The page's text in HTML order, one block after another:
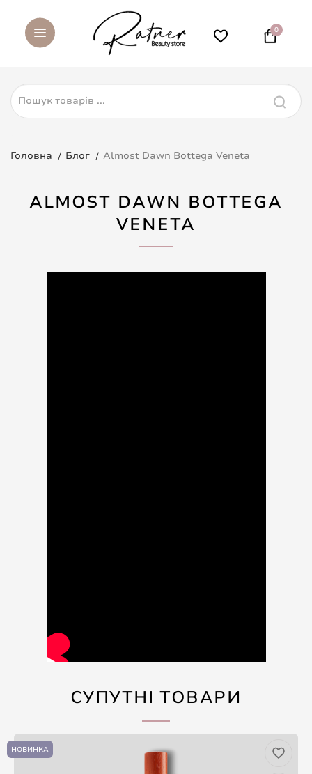
0
Головна Блог Almost Dawn Bottega Veneta
ALMOST DAWN BOTTEGA
VENETA
СУПУТНІ ТОВАРИ
НОВИНКА